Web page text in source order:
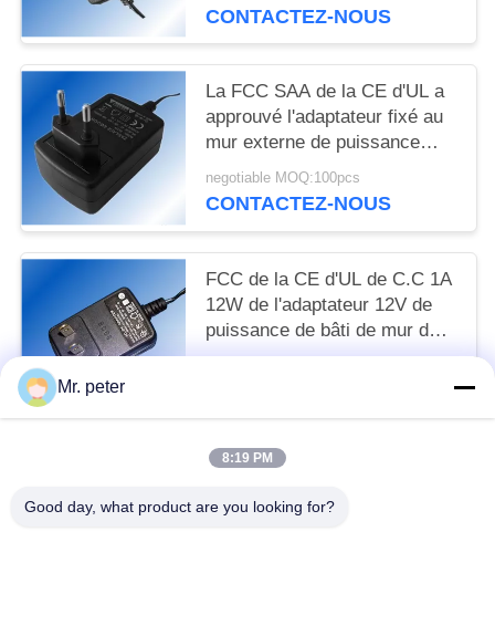
CONTACTEZ-NOUS
La FCC SAA de la CE d'UL a
approuvé l'adaptateur fixé au
mur externe de puissance
d'IEC60950-1 24V 18W
negotiable MOQ:100pcs
CONTACTEZ-NOUS
FCC de la CE d'UL de C.C 1A
12W de l'adaptateur 12V de
puissance de bâti de mur de
réseau des Etats-Unis
Mr. peter
8:19 PM
Good day, what product are you looking for?